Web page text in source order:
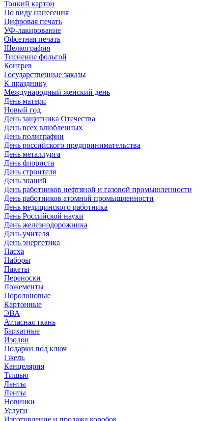
Тонкий картон
По виду нанесения
Цифровая печать
УФ-лакирование
Офсетная печать
Шелкография
Тиснение фольгой
Конгрев
Государственные заказы
К празднику
Международный женский день
День матери
Новый год
День защитника Отечества
День всех влюбленных
День полиграфии
День российского предпринимательства
День металлурга
День флориста
День строителя
День знаний
День работников нефтяной и газовой промышленности
День работников атомной промышленности
День медицинского работника
День Российской науки
День железнодорожника
День учителя
День энергетика
Пасха
Наборы
Пакеты
Переноски
Ложементы
Поролоновые
Картонные
ЭВА
Атласная ткань
Бархатные
Изолон
Подарки под ключ
Гжель
Канцелярия
Тишью
Ленты
Ленты
Новинки
Услуги
Изготовление и продажа коробок